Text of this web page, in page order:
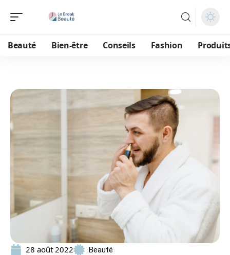
Beauté Bien-être Conseils Fashion
28 août 2022 Beauté